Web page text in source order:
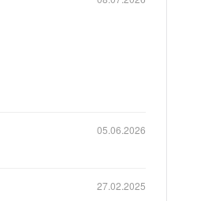
05.06.2026
27.02.2025